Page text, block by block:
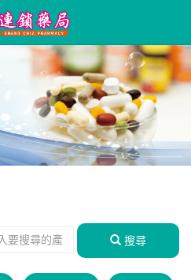
搜尋